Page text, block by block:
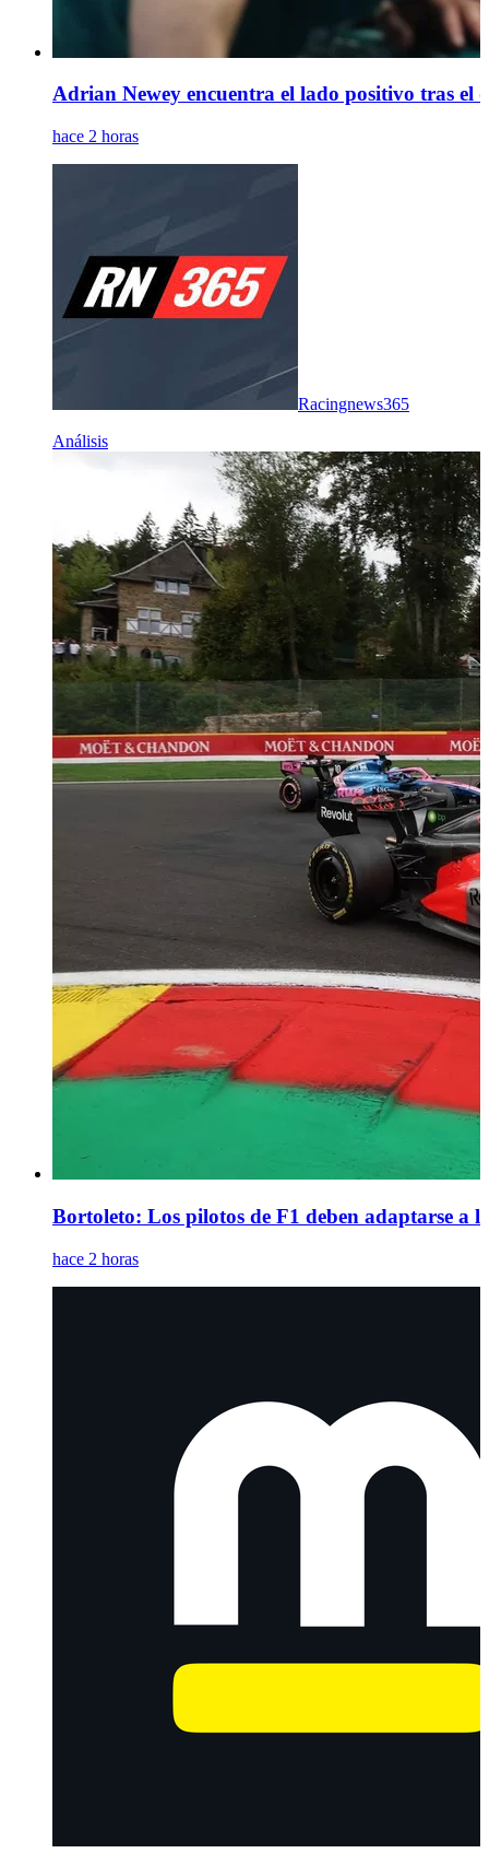
Adrian Newey encuentra el lado positivo tras el
hace 2 horas
Racingnews365
Análisis
Bortoleto: Los pilotos de F1 deben adaptarse a
hace 2 horas